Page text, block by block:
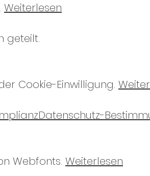
Weiterlesen
geteilt.
Cookie-Einwilligung.
Webfonts. Weiterlesen